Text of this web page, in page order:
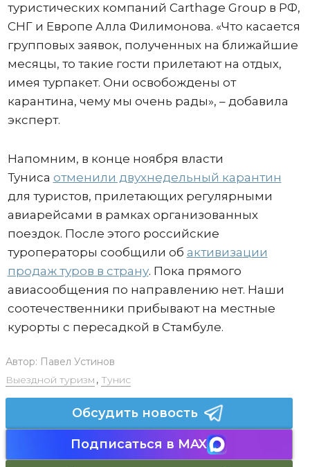
туристических компаний Carthage Group в РФ,
СНГ и Европе Алла Филимонова. «Что касается
групповых заявок, полученных на ближайшие
месяцы, то такие гости прилетают на отдых,
имея турпакет. Они освобождены от
карантина, чему мы очень рады», – добавила
эксперт.
Напомним, в конце ноября власти
Туниса отменили двухнедельный карантин
для туристов, прилетающих регулярными
авиарейсами в рамках организованных
поездок. После этого российские
туроператоры сообщили об активизации
продаж туров в страну. Пока прямого
авиасообщения по направлению нет. Наши
соотечественники прибывают на местные
курорты с пересадкой в Стамбуле.
Автор: Павел Устинов
Выездной туризм , Тунис
Обсудить новость
Подписаться в MAX